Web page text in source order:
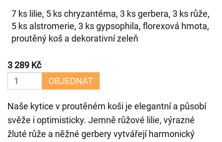
7 ks lilie, 5 ks chryzantéma, 3 ks gerbera, 3 ks růže,
5 ks alstromerie, 3 ks gypsophila, florexová hmota,
proutěný koš a dekorativní zeleň
3 289 Kč
OBJEDNAT
Naše kytice v proutěném koši je elegantní a působí
svěže i optimisticky. Jemně růžové lilie, výrazné
žluté růže a něžné gerbery vytvářejí harmonický